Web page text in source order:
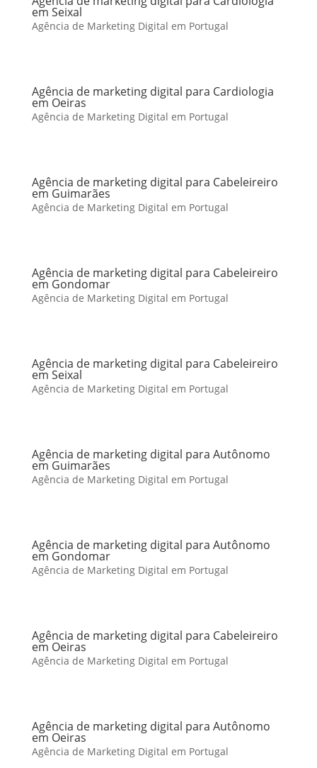
em Seixal
Agência de Marketing Digital em Portugal
Agência de marketing digital para Cardiologia
em Oeiras
Agência de Marketing Digital em Portugal
Agência de marketing digital para Cabeleireiro
em Guimarães
Agência de Marketing Digital em Portugal
Agência de marketing digital para Cabeleireiro
em Gondomar
Agência de Marketing Digital em Portugal
Agência de marketing digital para Cabeleireiro
em Seixal
Agência de Marketing Digital em Portugal
Agência de marketing digital para Autônomo
em Guimarães
Agência de Marketing Digital em Portugal
Agência de marketing digital para Autônomo
em Gondomar
Agência de Marketing Digital em Portugal
Agência de marketing digital para Cabeleireiro
em Oeiras
Agência de Marketing Digital em Portugal
Agência de marketing digital para Autônomo
em Oeiras
Agência de Marketing Digital em Portugal